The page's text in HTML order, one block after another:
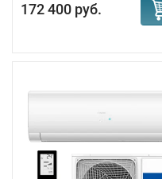
172 400 руб.